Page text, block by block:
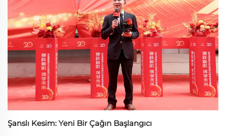
Şanslı Kesim: Yeni Bir Çağın Başlangıcı